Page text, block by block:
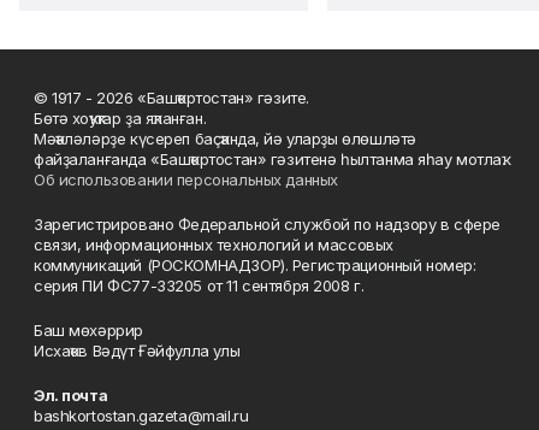
© 1917 - 2026 «Башҡортостан» гәзите.
Бөтә хоҡуҡтар ҙа яҡланған.
Мәҡәләләрҙе күсереп баҫҡанда, йә уларҙы өлөшләтә
файҙаланғанда «Башҡортостан» гәзитенә һылтанма яһау мотлаҡ.
Об использовании персональных данных
Зарегистрировано Федеральной службой по надзору в сфере
связи, информационных технологий и массовых
коммуникаций (РОСКОМНАДЗОР). Регистрационный номер:
серия ПИ ФС77-33205 от 11 сентября 2008 г.
Баш мөхәррир
Исхаҡов Вәдүт Ғәйфулла улы
Эл. почта
bashkortostan.gazeta@mail.ru